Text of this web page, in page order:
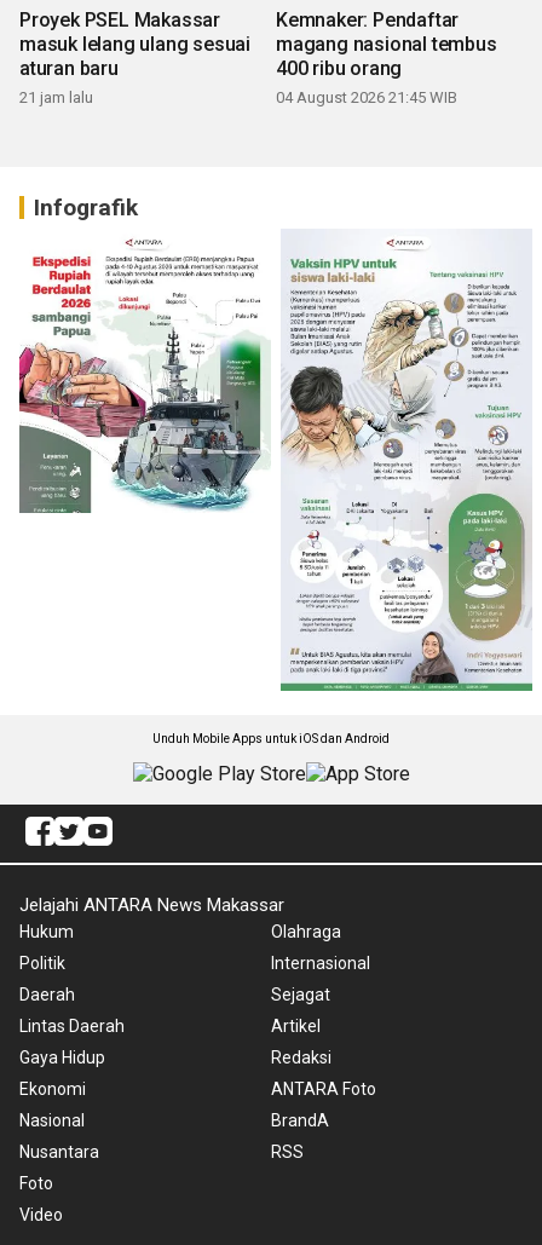
Proyek PSEL Makassar
masuk lelang ulang sesuai
aturan baru
21 jam lalu
Kemnaker: Pendaftar
magang nasional tembus
400 ribu orang
04 August 2026 21:45 WIB
Infografik
Unduh Mobile Apps untuk iOS dan Android
Jelajahi ANTARA News Makassar
Hukum
Politik
Daerah
Lintas Daerah
Gaya Hidup
Ekonomi
Nasional
Nusantara
Foto
Video
Olahraga
Internasional
Sejagat
Artikel
Redaksi
ANTARA Foto
BrandA
RSS